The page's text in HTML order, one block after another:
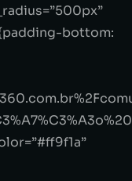
bottom: